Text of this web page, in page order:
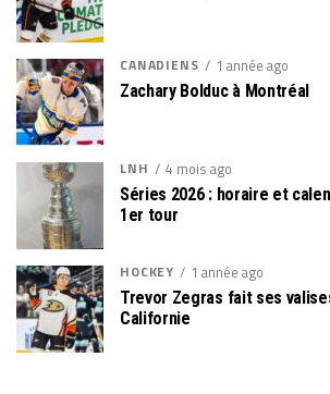
CANADIENS 1 année ago
Zachary Bolduc à Montréal
LNH 4 mois ago
Séries 2026 : horaire et
1er tour
HOCKEY 1 année ago
Trevor Zegras fait ses
Californie